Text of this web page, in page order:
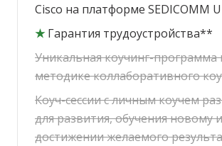
Cisco на платформе SEDICOMM
★ Гарантия трудоустройства**
Уникальная коучинг-программа
методике коллаборативного
Коуч-сессии с личным коучем
для развития, обучения
достижении желаемого